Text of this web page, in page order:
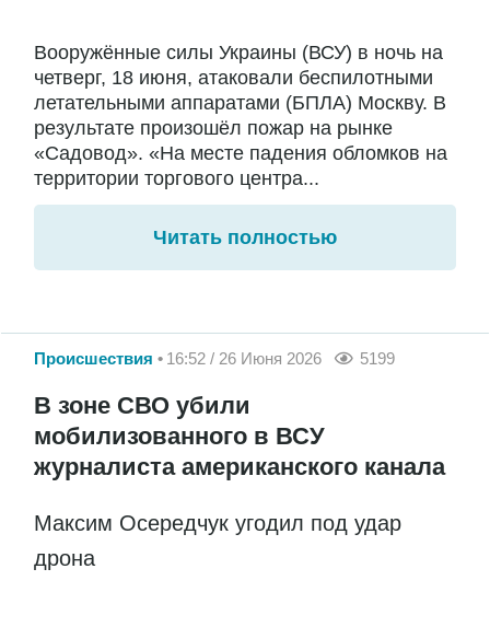
Вооружённые силы Украины (ВСУ) в ночь на
четверг, 18 июня, атаковали беспилотными
летательными аппаратами (БПЛА) Москву. В
результате произошёл пожар на рынке
«Садовод». «На месте падения обломков на
территории торгового центра...
Читать полностью
Происшествия 16:52 / 26 Июня 2026 5199
В зоне СВО убили
мобилизованного в ВСУ
журналиста американского канала
Максим Осередчук угодил под удар
дрона